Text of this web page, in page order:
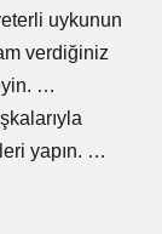
uykunun
verdiğiniz
…
yapın. …